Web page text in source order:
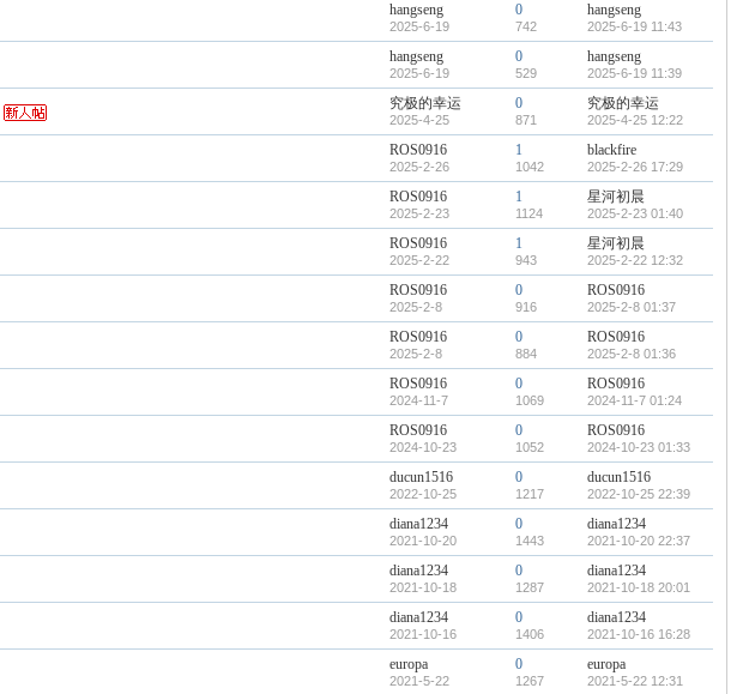
hangseng
2025-6-19
0
742
hangseng
2025-6-19 11:43
hangseng
2025-6-19
0
529
hangseng
2025-6-19 11:39
究极的幸运
2025-4-25
0
871
究极的幸运
2025-4-25 12:22
ROS0916
2025-2-26
1
1042
blackfire
2025-2-26 17:29
ROS0916
2025-2-23
1
1124
星河初晨
2025-2-23 01:40
ROS0916
2025-2-22
1
943
星河初晨
2025-2-22 12:32
ROS0916
2025-2-8
0
916
ROS0916
2025-2-8 01:37
ROS0916
2025-2-8
0
884
ROS0916
2025-2-8 01:36
ROS0916
2024-11-7
0
1069
ROS0916
2024-11-7 01:24
ROS0916
2024-10-23
0
1052
ROS0916
2024-10-23 01:33
ducun1516
2022-10-25
0
1217
ducun1516
2022-10-25 22:39
diana1234
2021-10-20
0
1443
diana1234
2021-10-20 22:37
diana1234
2021-10-18
0
1287
diana1234
2021-10-18 20:01
diana1234
2021-10-16
0
1406
diana1234
2021-10-16 16:28
europa
2021-5-22
0
1267
europa
2021-5-22 12:31